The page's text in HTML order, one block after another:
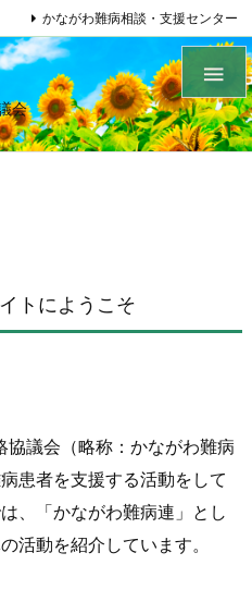
会

かながわ難病相談・支援センター
トにようこそ
議会（略称：かながわ難病
患者を支援する活動をして
、「かながわ難病連」とし
活動を紹介しています。